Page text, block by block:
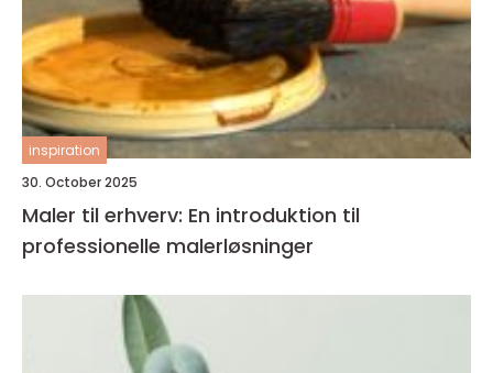
inspiration
30. October 2025
Maler til erhverv: En introduktion til
professionelle malerløsninger